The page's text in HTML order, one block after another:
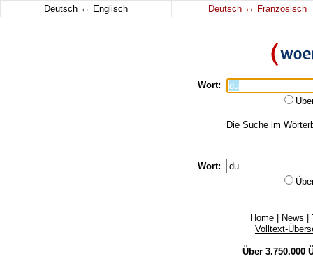
Deutsch ↔ Englisch Deutsch ↔ Französisch
Wort:
Die Suche im
Wort:
Home News
Volltext-
Über 3.750.000